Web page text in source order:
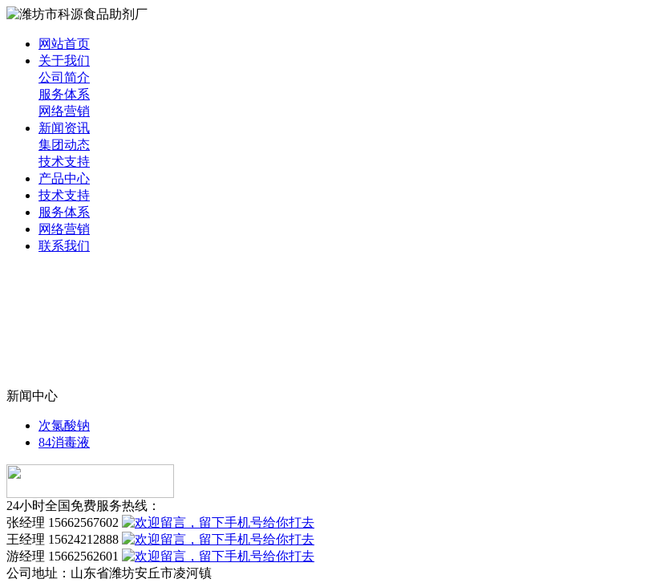
网站首页
关于我们
公司简介
服务体系
网络营销
新闻资讯
集团动态
技术支持
产品中心
技术支持
服务体系
网络营销
联系我们
新闻中心
次氯酸钠
84消毒液
24小时全国免费服务热线：
张经理 15662567602
王经理 15624212888
游经理 15662562601
公司地址： 山东省潍坊安丘市凌河镇